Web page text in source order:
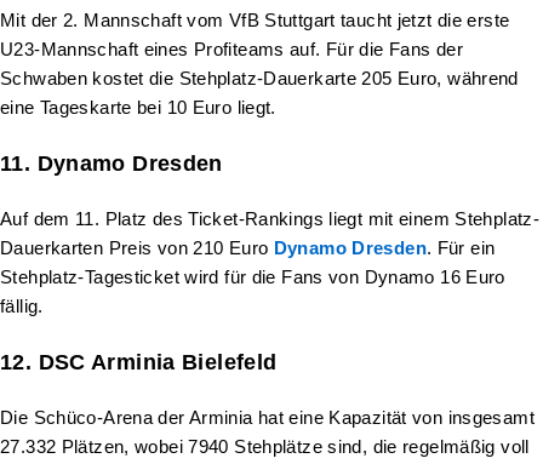
Mit der 2. Mannschaft vom VfB Stuttgart taucht jetzt die erste
U23-Mannschaft eines Profiteams auf. Für die Fans der
Schwaben kostet die Stehplatz-Dauerkarte 205 Euro, während
eine Tageskarte bei 10 Euro liegt.
11. Dynamo Dresden
Auf dem 11. Platz des Ticket-Rankings liegt mit einem Stehplatz-
Dauerkarten Preis von 210 Euro Dynamo Dresden. Für ein
Stehplatz-Tagesticket wird für die Fans von Dynamo 16 Euro
fällig.
12. DSC Arminia Bielefeld
Die Schüco-Arena der Arminia hat eine Kapazität von insgesamt
27.332 Plätzen, wobei 7940 Stehplätze sind, die regelmäßig voll